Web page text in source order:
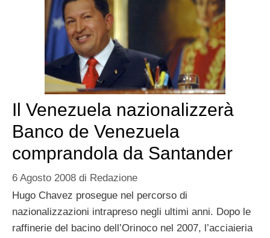
Il Venezuela nazionalizzerà
Banco de Venezuela
comprandola da Santander
6 Agosto 2008 di Redazione
Hugo Chavez prosegue nel percorso di
nazionalizzazioni intrapreso negli ultimi anni. Dopo le
raffinerie del bacino dell’Orinoco nel 2007, l’acciaieria